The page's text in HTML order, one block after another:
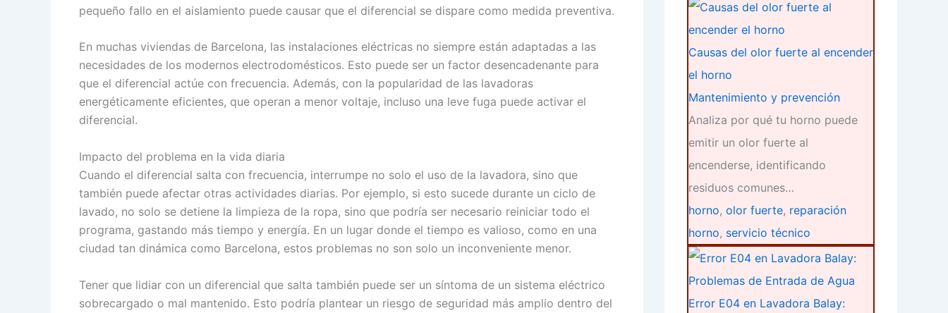
pequeño fallo en el aislamiento puede causar que el diferencial se dispare como medida preventiva.
En muchas viviendas de Barcelona, las instalaciones eléctricas no siempre están adaptadas a las
necesidades de los modernos electrodomésticos. Esto puede ser un factor desencadenante para
que el diferencial actúe con frecuencia. Además, con la popularidad de las lavadoras
energéticamente eficientes, que operan a menor voltaje, incluso una leve fuga puede activar el
diferencial.
Impacto del problema en la vida diaria
Cuando el diferencial salta con frecuencia, interrumpe no solo el uso de la lavadora, sino que
también puede afectar otras actividades diarias. Por ejemplo, si esto sucede durante un ciclo de
lavado, no solo se detiene la limpieza de la ropa, sino que podría ser necesario reiniciar todo el
programa, gastando más tiempo y energía. En un lugar donde el tiempo es valioso, como en una
ciudad tan dinámica como Barcelona, estos problemas no son solo un inconveniente menor.
Tener que lidiar con un diferencial que salta también puede ser un síntoma de un sistema eléctrico
sobrecargado o mal mantenido. Esto podría plantear un riesgo de seguridad más amplio dentro del
Causas del olor fuerte al encender
el horno
Mantenimiento y prevención
Analiza por qué tu horno puede
emitir un olor fuerte al
encenderse, identificando
residuos comunes…
horno, olor fuerte, reparación
horno, servicio técnico
Error E04 en Lavadora Balay: